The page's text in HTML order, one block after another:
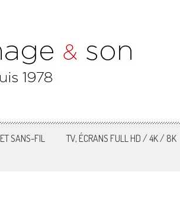
SANS-FIL TV, ÉCRANS FULL HD / 4K / 8K